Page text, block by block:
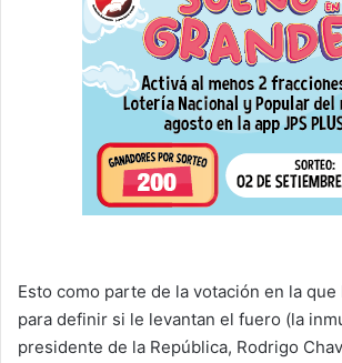
Esto como parte de la votación en la
para definir si le levantan el fuero (la
presidente de la República, Rodrigo